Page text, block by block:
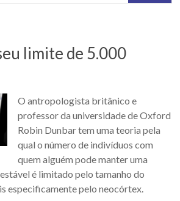
limite de 5.000
O antropologista britânico e
professor da universidade de Oxford
Robin Dunbar tem uma teoria pela
qual o número de indivíduos com
quem alguém pode manter uma
é limitado pelo tamanho do
especificamente pelo neocórtex.